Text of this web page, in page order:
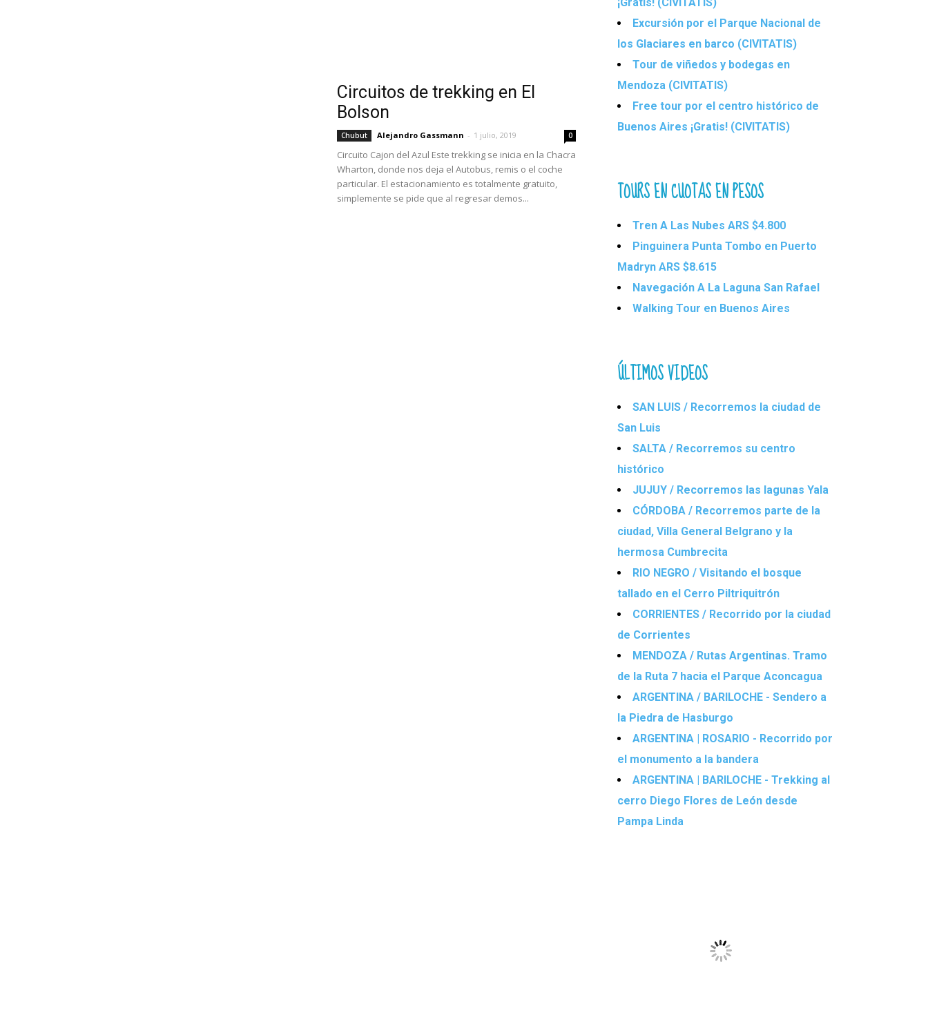
Circuitos de trekking en El
Bolson
Chubut Alejandro Gassmann - 1 julio, 2019 0
Circuito Cajon del Azul Este trekking se inicia en la Chacra
Wharton, donde nos deja el Autobus, remis o el coche
particular. El estacionamiento es totalmente gratuito,
simplemente se pide que al regresar demos...
Excursión por el Parque Nacional de
los Glaciares en barco (CIVITATIS)
Tour de viñedos y bodegas en
Mendoza (CIVITATIS)
Free tour por el centro histórico de
Buenos Aires ¡Gratis! (CIVITATIS)
TOURS EN CUOTAS EN PESOS
Tren A Las Nubes ARS $4.800
Pinguinera Punta Tombo en Puerto
Madryn ARS $8.615
Navegación A La Laguna San Rafael
Walking Tour en Buenos Aires
ÚLTIMOS VIDEOS
SAN LUIS / Recorremos la ciudad de
San Luis
SALTA / Recorremos su centro
histórico
JUJUY / Recorremos las lagunas Yala
CÓRDOBA / Recorremos parte de la
ciudad, Villa General Belgrano y la
hermosa Cumbrecita
RIO NEGRO / Visitando el bosque
tallado en el Cerro Piltriquitrón
CORRIENTES / Recorrido por la ciudad
de Corrientes
MENDOZA / Rutas Argentinas. Tramo
de la Ruta 7 hacia el Parque Aconcagua
ARGENTINA / BARILOCHE - Sendero a
la Piedra de Hasburgo
ARGENTINA | ROSARIO - Recorrido por
el monumento a la bandera
ARGENTINA | BARILOCHE - Trekking al
cerro Diego Flores de León desde
Pampa Linda